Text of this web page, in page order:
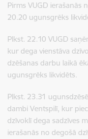
Pirms VUGD ierašanās
20.20 ugunsgrēks
Plkst. 22.10 VUGD
kur dega vienstāva
dzēšanas darbu laikā
ugunsgrēks likvidēts.
Plkst. 23.31
dambi Ventspilī, kur
dzīvoklī dega sadzīves
ierašanās no degošā